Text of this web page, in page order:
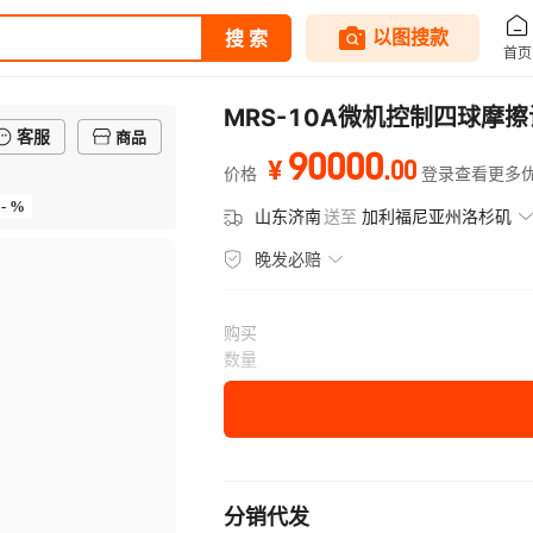
客服 商品
- %
MRS-10A微机控制四球摩擦
价格 ¥ 90000.00 登录查看更多
山东济南送至 加利福尼亚州洛杉矶
晚发必赔
购买
数量
分销代发